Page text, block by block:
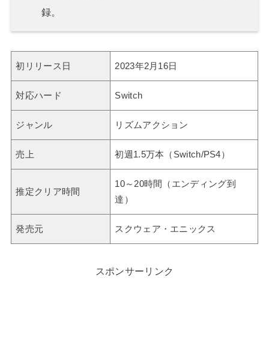
録。
初リリース日 2023年2月16日
対応ハード Switch
ジャンル リズムアクション
売上 初週1.5万本（Switch/PS4）
推定クリア時間
10～20時間（エンディング到
達）
発売元 スクウェア・エニックス
スポンサーリンク